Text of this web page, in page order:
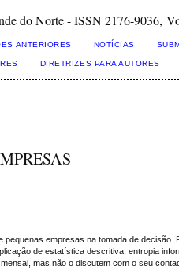
do Norte - ISSN 2176-9036,
ANTERIORES NOTÍCIAS
DIRETRIZES PARA AUTORES
empresas na tomada de
de estatística descritiva, entropia
mas não o discutem com o seu